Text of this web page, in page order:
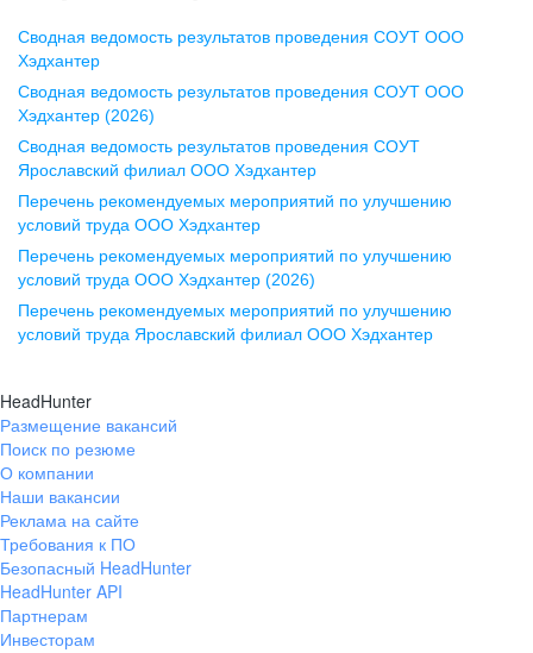
Воронеж
ул. Комиссаржевской, д. 10,
офис 1212
+7 473 280-05-05
pr@vrn.hh.ru
ул. Спартаковская, д. 2А, этаж 3,
помещение 15
+7 843 212-12-50
Екатеринбург
ул. Боевых Дружин, стр. 20,
+7 343 226-79-99
pr@ural.hh.ru
ул. Янковского, д. 169, 7 этаж,
Сводная ведомость результатов проведения СОУТ ООО
Хэдхантер
Сводная ведомость результатов проведения СОУТ ООО
Хэдхантер (2026)
Сводная ведомость результатов проведения СОУТ
Ярославский филиал ООО Хэдхантер
Перечень рекомендуемых мероприятий по улучшению
условий труда ООО Хэдхантер
Перечень рекомендуемых мероприятий по улучшению
условий труда ООО Хэдхантер (2026)
Перечень рекомендуемых мероприятий по улучшению
условий труда Ярославский филиал ООО Хэдхантер
HeadHunter
Размещение вакансий
Поиск по резюме
О компании
Наши вакансии
Реклама на сайте
Требования к ПО
Безопасный HeadHunter
HeadHunter API
Партнерам
Инвесторам